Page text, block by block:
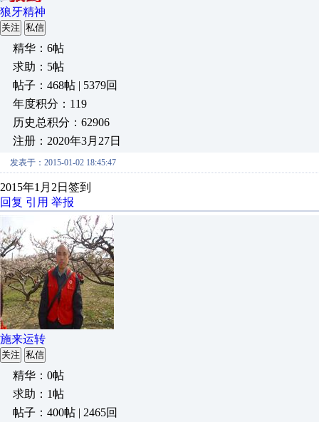
狼牙精神
关注 私信
精华：6帖
求助：5帖
帖子：468帖 | 5379回
年度积分：119
历史总积分：62906
注册：2020年3月27日
发表于：2015-01-02 18:45:47
2015年1月2日签到
回复 引用 举报
施来运转
关注 私信
精华：0帖
求助：1帖
帖子：400帖 | 2465回